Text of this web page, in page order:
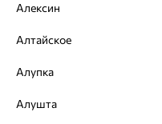
Гарантия и возврат
Алексин
Алтайское
Алупка
Алушта